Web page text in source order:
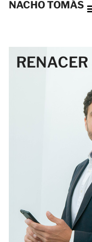
NACHO TOMÁS
RENACER